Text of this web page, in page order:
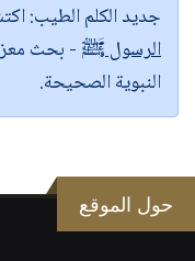
جديد الكلم الطيب:
الرسول ﷺ - بحث
النبوية الصحيحة.
حول الموقع